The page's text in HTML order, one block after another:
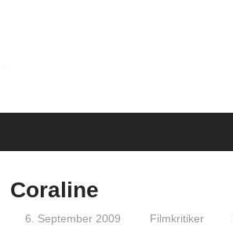
Coraline
6. September 2009 Filmkritiker